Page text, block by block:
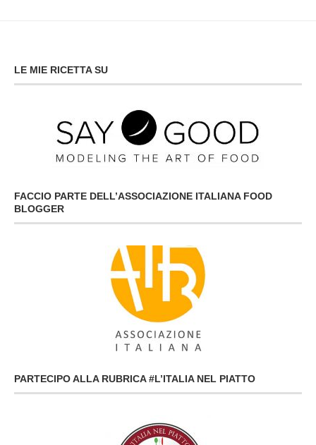
LE MIE RICETTA SU
FACCIO PARTE DELL’ASSOCIAZIONE ITALIANA FOOD
BLOGGER
PARTECIPO ALLA RUBRICA #L’ITALIA NEL PIATTO